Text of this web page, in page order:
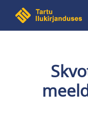
edasi